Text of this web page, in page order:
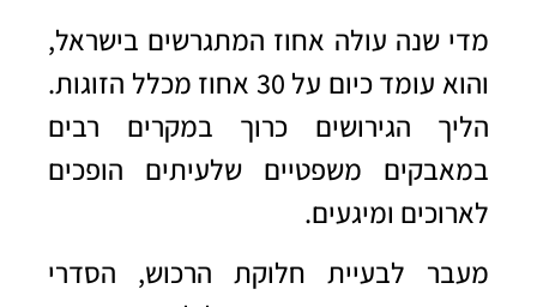
מדי שנה עולה אחוז המתגרשים בישראל,
והוא עומד כיום על 30 אחוז מכלל הזוגות.
הליך הגירושים כרוך במקרים רבים
במאבקים משפטיים שלעיתים הופכים
לארוכים ומיגעים.
מעבר לבעיית חלוקת הרכוש, הסדרי